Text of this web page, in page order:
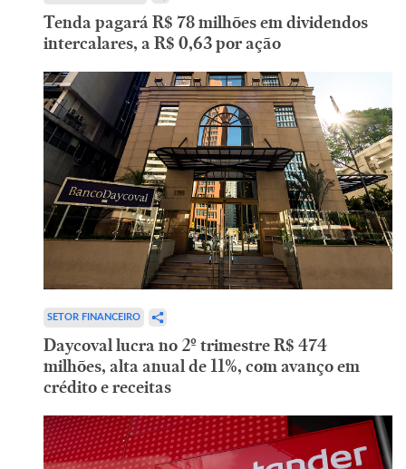
Tenda pagará R$ 78 milhões em dividendos
intercalares, a R$ 0,63 por ação
SETOR FINANCEIRO
Daycoval lucra no 2º trimestre R$ 474
milhões, alta anual de 11%, com avanço em
crédito e receitas